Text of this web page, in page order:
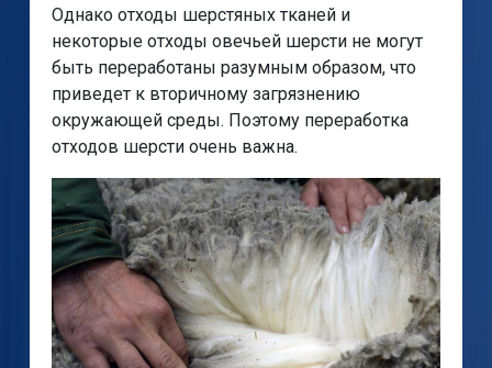
Однако отходы шерстяных тканей и
некоторые отходы овечьей шерсти не могут
быть переработаны разумным образом, что
приведет к вторичному загрязнению
окружающей среды. Поэтому переработка
отходов шерсти очень важна.